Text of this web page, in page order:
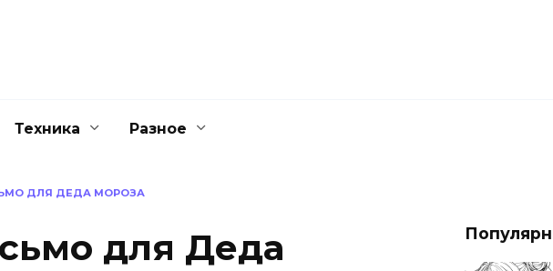
Техника Разное
ДЛЯ ДЕДА МОРОЗА
для Деда